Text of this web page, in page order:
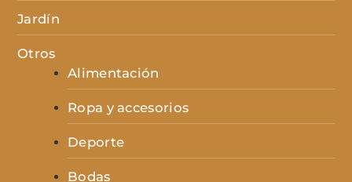
Jardín
Otros
Alimentación
Ropa y accesorios
Deporte
Bodas